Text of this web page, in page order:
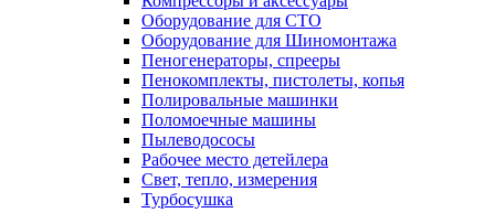
Оборудование для СТО
Оборудование для Шиномонтажа
Пеногенераторы, спрееры
Пенокомплекты, пистолеты, копья
Полировальные машинки
Поломоечные машины
Пылеводососы
Рабочее место детейлера
Свет, тепло, измерения
Турбосушка